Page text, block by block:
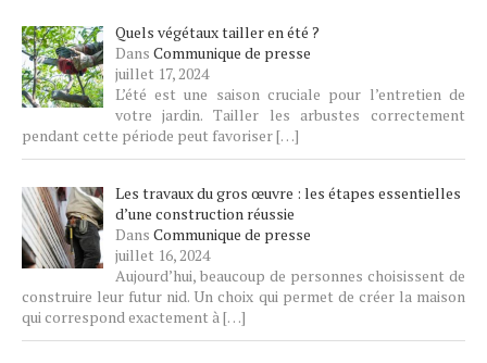
Quels végétaux tailler en été ?
Dans Communique de presse
juillet 17, 2024
L’été est une saison cruciale pour l’entretien de
votre jardin. Tailler les arbustes correctement
pendant cette période peut favoriser[…]
Les travaux du gros œuvre : les étapes essentielles
d’une construction réussie
Dans Communique de presse
juillet 16, 2024
Aujourd’hui, beaucoup de personnes choisissent de
construire leur futur nid. Un choix qui permet de créer la maison
qui correspond exactement à[…]